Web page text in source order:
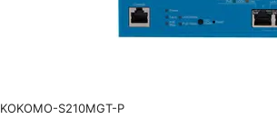
KOKOMO-S210MGT-P